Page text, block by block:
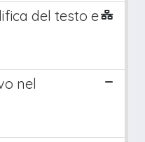
del testo e
nel